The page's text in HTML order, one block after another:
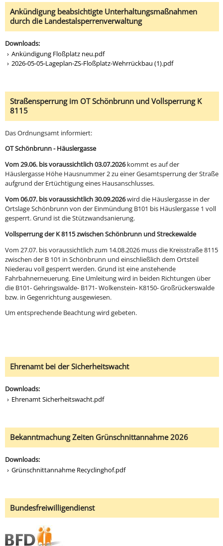
Ankündigung beabsichtigte Unterhaltungsmaßnahmen
durch die Landestalsperrenverwaltung
Downloads:
Ankündigung Floßplatz neu.pdf
2026-05-05-Lageplan-ZS-Floßplatz-Wehrrückbau (1).pdf
Straßensperrung im OT Schönbrunn und Vollsperrung K
8115
Das Ordnungsamt informiert:
OT Schönbrunn - Häuslergasse
Vom 29.06. bis voraussichtlich 03.07.2026kommt es auf der
Häuslergasse Höhe Hausnummer 2 zu einer Gesamtsperrung der Straße
aufgrund der Ertüchtigung eines Hausanschlusses.
Vom 06.07. bis voraussichtlich 30.09.2026wird die Häuslergasse in der
Ortslage Schönbrunn von der Einmündung B101 bis Häuslergasse 1 voll
gesperrt. Grund ist die Stützwandsanierung.
Vollsperrung der K 8115 zwischen Schönbrunn und Streckewalde
Vom 27.07. bis voraussichtlich zum 14.08.2026 muss die Kreisstraße 8115
zwischen der B 101 in Schönbrunn und einschließlich dem Ortsteil
Niederau voll gesperrt werden. Grund ist eine anstehende
Fahrbahnerneuerung. Eine Umleitung wird in beiden Richtungen über
die B101- Gehringswalde- B171- Wolkenstein- K8150- Großrückerswalde
bzw. in Gegenrichtung ausgewiesen.
Um entsprechende Beachtung wird gebeten.
Ehrenamt bei der Sicherheitswacht
Downloads:
Ehrenamt Sicherheitswacht.pdf
Bekanntmachung Zeiten Grünschnittannahme 2026
Downloads:
Grünschnittannahme Recyclinghof.pdf
Bundesfreiwilligendienst